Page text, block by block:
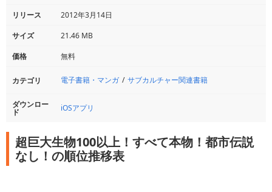
リリース
2012年3月14日
サイズ
21.46 MB
価格
無料
カテゴリ 電子書籍・マンガ サブカルチャー関連書籍
ダウンロー
ド iOSアプリ
超巨大生物100以上！すべて本物！都市伝説
なし！の順位推移表